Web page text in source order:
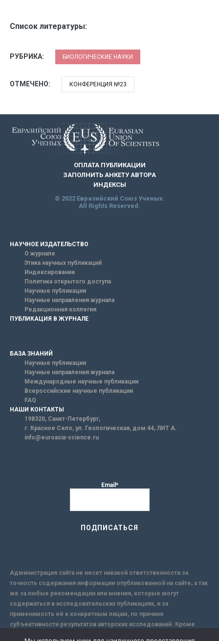
Список литературы:
РУБРИКА: БИОЛОГИЧЕСКИЕ НАУКИ
ОТМЕЧЕНО: КОНФЕРЕНЦИЯ №23
ОПЛАТА ПУБЛИКАЦИИ
ЗАПОЛНИТЬ АНКЕТУ АВТОРА
ИНДЕКСЫ
© 2022 Евразийский Союз Ученых.
All Rights Reserved.
НАУЧНОЕ ИЗДАТЕЛЬСТВО
О журнале
Этика научных публикаций
Индексирование
Политика открытого доступа
Научные публикации
Научные направления журнала
Редакционная коллегия
ПУБЛИКАЦИЯ В ЖУРНАЛЕ
БАЗА ЗНАНИЙ
Научные публикации
Научные направления журнала
Международные научные публикации
Всероссийские научные публикации
FAQ
НАШИ КОНТАКТЫ
198320, Санкт-Петербург,
г. Красное Село, ул. Геологическая, дом 44, ЛИТ А.
info@euroasia-science.ru
Email*
Администрация сайта не несет никакой ответственности за
точность содержания информации опубликованной на сайте, а так
же за любые рекомендации или мнения, которые могут
содержаться в исследовательских публикациях, и за
применимость её к конкретным лицам, по причине
субъективности результатов авторских исследований. Кроме